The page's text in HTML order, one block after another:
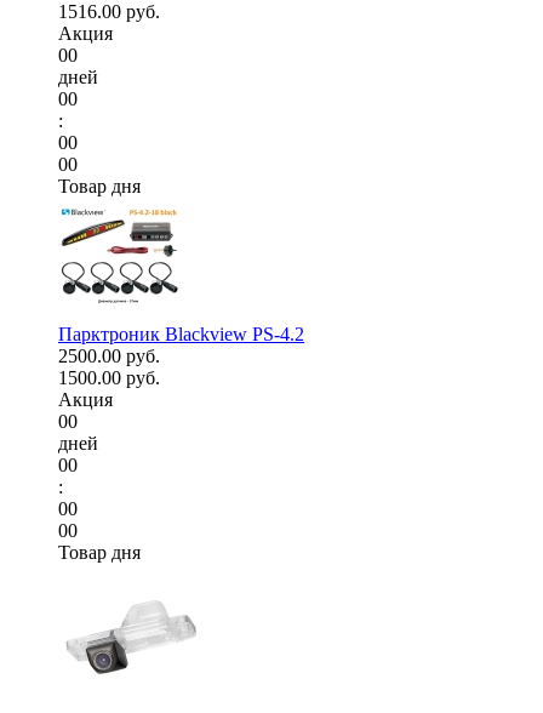
1516.00 руб.
Акция
00
дней
00
:
00
00
Товар дня
Парктроник Blackview PS-4.2
2500.00 руб.
1500.00 руб.
Акция
00
дней
00
:
00
00
Товар дня